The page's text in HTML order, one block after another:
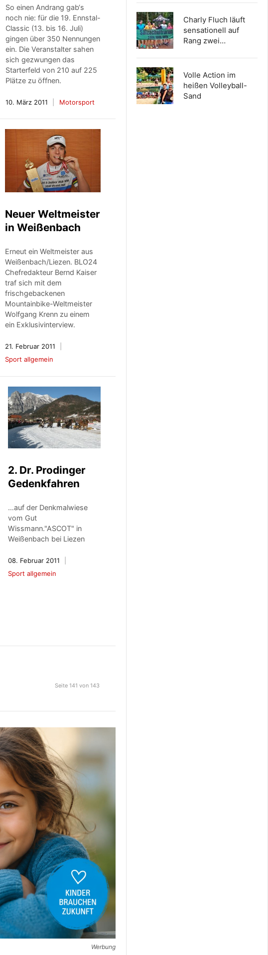
So einen Andrang gab‘s
noch nie: für die 19. Ennstal-
Classic (13. bis 16. Juli)
gingen über 350 Nennungen
ein. Die Veranstalter sahen
sich gezwungen das
Starterfeld von 210 auf 225
Plätze zu öffnen.
10. März 2011 Motorsport
Neuer Weltmeister
in Weißenbach
Erneut ein Weltmeister aus
Weißenbach/Liezen. BLO24
Chefredakteur Bernd Kaiser
traf sich mit dem
frischgebackenen
Mountainbike-Weltmeister
Wolfgang Krenn zu einem
ein Exklusivinterview.
21. Februar 2011
Sport allgemein
2. Dr. Prodinger
Gedenkfahren
…auf der Denkmalwiese
vom Gut
Wissmann."ASCOT" in
Weißenbach bei Liezen
08. Februar 2011
Sport allgemein
Seite 141 von 143
Werbung
Charly Fluch läuft
sensationell auf
Rang zwei…
Volle Action im
heißen Volleyball-
Sand